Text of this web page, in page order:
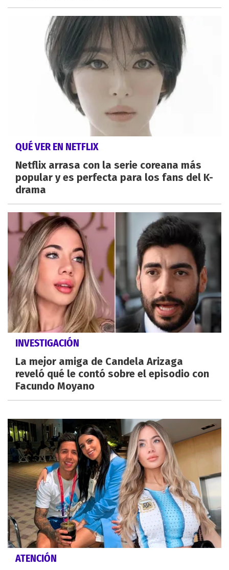
QUÉ VER EN NETFLIX
Netflix arrasa con la serie coreana más
popular y es perfecta para los fans del K-
drama
INVESTIGACIÓN
La mejor amiga de Candela Arizaga
reveló qué le contó sobre el episodio con
Facundo Moyano
ATENCIÓN